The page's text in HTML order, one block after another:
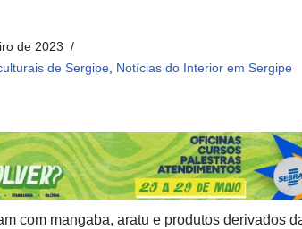
de 2023
de Sergipe Notícias do Interior em Sergipe
com mangaba, aratu e produtos derivados